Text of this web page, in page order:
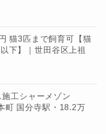
猫3匹まで飼育可【猫
下】｜世田谷区上祖
施工シャーメゾン
町 国分寺駅・18.2万